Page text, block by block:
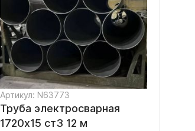
Артикул: N63773
Труба электросварная
1720х15 ст3 12 м